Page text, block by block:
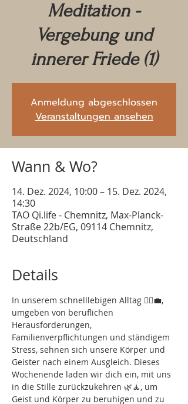
Meditation -
Vergebung und
innerer Friede (1)
Anmeldung abgeschlossen
Veranstaltungen ansehen
Wann & Wo?
14. Dez. 2024, 10:00 – 15. Dez. 2024,
14:30
TAO Qi.life - Chemnitz, Max-Planck-
Straße 22b/EG, 09114 Chemnitz,
Deutschland
Details
In unserem schnelllebigen Alltag 🏃‍♂️💼,
umgeben von beruflichen
Herausforderungen,
Familienverpflichtungen und ständigem
Stress, sehnen sich unsere Körper und
Geister nach einem Ausgleich. Dieses
Wochenende laden wir dich ein, mit uns
in die Stille zurückzukehren 🌿🧘, um
Geist und Körper zu beruhigen und zu